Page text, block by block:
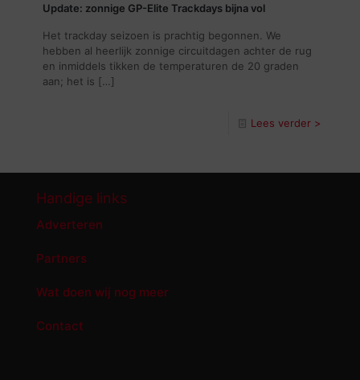
Update: zonnige GP-Elite Trackdays bijna vol
Het trackday seizoen is prachtig begonnen. We
hebben al heerlijk zonnige circuitdagen achter de rug
en inmiddels tikken de temperaturen de 20 graden
aan; het is […]
Lees verder >
Handige links
Adverteren
Partners
Wat doen wij nog meer
Contact